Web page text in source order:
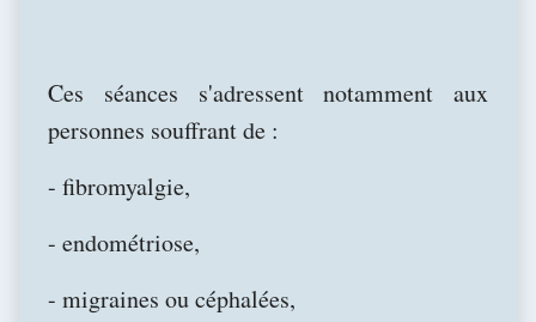
Ces séances s'adressent notamment aux
personnes souffrant de :
- fibromyalgie,
- endométriose,
- migraines ou céphalées,